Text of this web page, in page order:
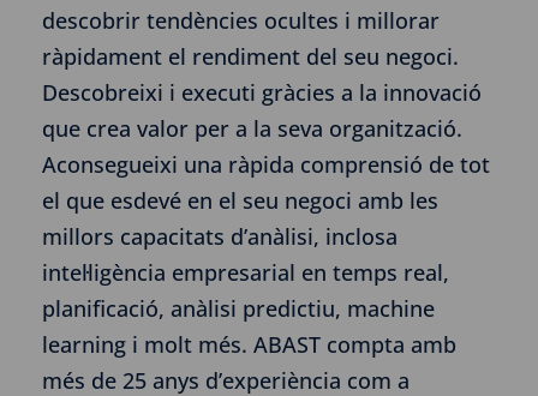
descobrir tendències ocultes i millorar
ràpidament el rendiment del seu negoci.
Descobreixi i executi gràcies a la innovació
que crea valor per a la seva organització.
Aconsegueixi una ràpida comprensió de tot
el que esdevé en el seu negoci amb les
millors capacitats d’anàlisi, inclosa
intel·ligència empresarial en temps real,
planificació, anàlisi predictiu, machine
learning i molt més. ABAST compta amb
més de 25 anys d’experiència com a